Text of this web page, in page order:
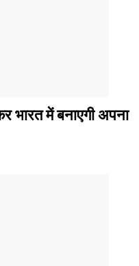
भारत में बनाएगी अपना